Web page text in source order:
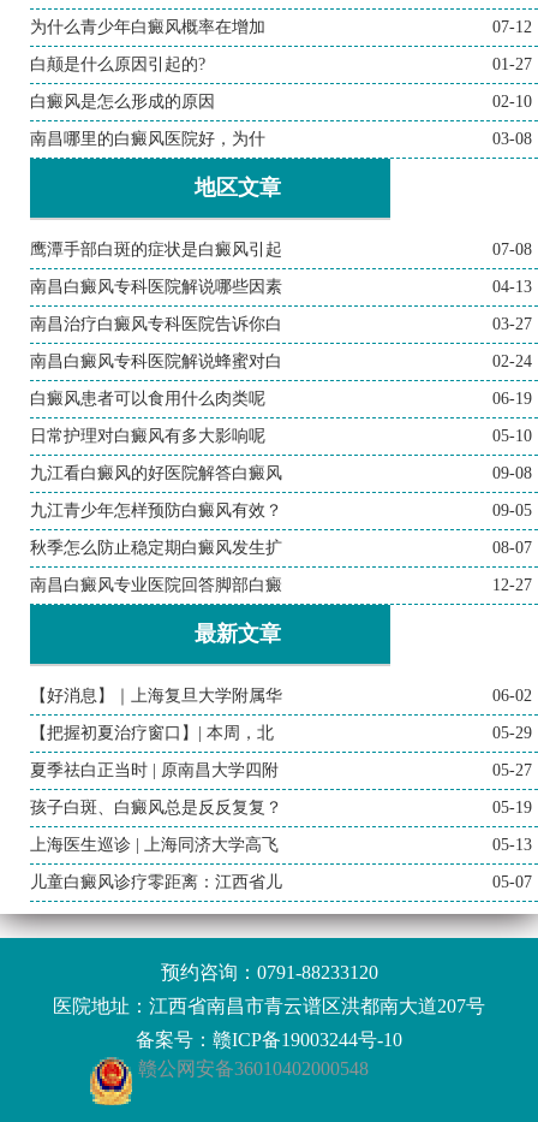
为什么青少年白癜风概率在增加 07-12
白颠是什么原因引起的? 01-27
白癜风是怎么形成的原因 02-10
南昌哪里的白癜风医院好，为什 03-08
地区文章
鹰潭手部白斑的症状是白癜风引起 07-08
南昌白癜风专科医院解说哪些因素 04-13
南昌治疗白癜风专科医院告诉你白 03-27
南昌白癜风专科医院解说蜂蜜对白 02-24
白癜风患者可以食用什么肉类呢 06-19
日常护理对白癜风有多大影响呢 05-10
九江看白癜风的好医院解答白癜风 09-08
九江青少年怎样预防白癜风有效？ 09-05
秋季怎么防止稳定期白癜风发生扩 08-07
南昌白癜风专业医院回答脚部白癜 12-27
最新文章
【好消息】｜上海复旦大学附属华 06-02
【把握初夏治疗窗口】| 本周，北 05-29
夏季祛白正当时 | 原南昌大学四附 05-27
孩子白斑、白癜风总是反反复复？ 05-19
上海医生巡诊 | 上海同济大学高飞 05-13
儿童白癜风诊疗零距离：江西省儿 05-07
预约咨询： 0791-88233120
医院地址：江西省南昌市青云谱区洪都南大道207号
备案号： 赣ICP备19003244号-10
赣公网安备36010402000548